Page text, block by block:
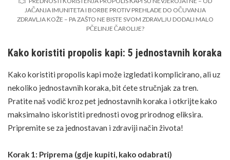
JAČANJA IMUNITETA I BORBE PROTIV PREHLADE DO OČUVANJA
ZDRAVLJA KOŽE – PA ZAŠTO NE BISTE SVOM ZDRAVLJU DODALI MALO
PČELINJE ČAROLIJE?
Kako koristiti propolis kapi: 5 jednostavnih koraka
Kako koristiti propolis kapi može izgledati komplicirano, ali uz
nekoliko jednostavnih koraka, bit ćete stručnjak za tren.
Pratite naš vodič kroz pet jednostavnih koraka i otkrijte kako
maksimalno iskoristiti prednosti ovog prirodnog eliksira.
Pripremite se za jednostavan i zdraviji način života!
Korak 1: Priprema (gdje kupiti, kako odabrati)